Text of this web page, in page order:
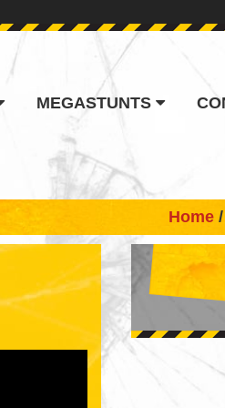
MEGASTUNTS
Home /